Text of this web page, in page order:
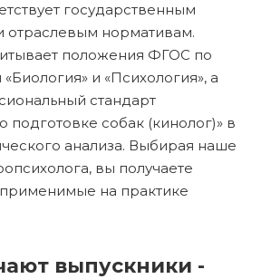
государственным
отраслевым нормативам.
положения ФГОС по
и «Психология», а
стандарт
подготовке собак (кинолог)» в
анализа. Выбирая наше
вы получаете
на практике
выпускники -